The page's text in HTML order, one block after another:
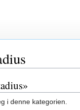
i denne kategorien.